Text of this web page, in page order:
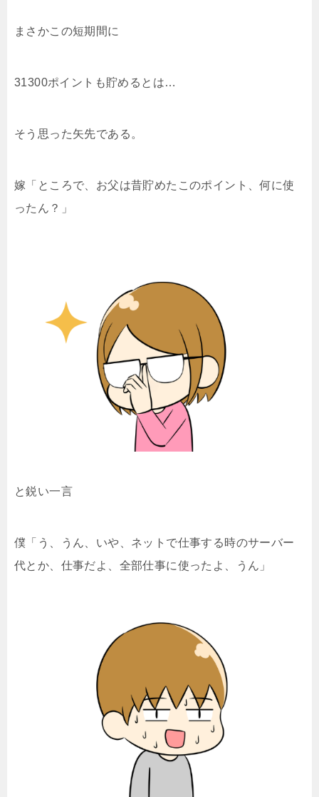
まさかこの短期間に
31300ポイントも貯めるとは…
そう思った矢先である。
嫁「ところで、お父は昔貯めたこのポイント、何に使
ったん？」
と鋭い一言
僕「う、うん、いや、ネットで仕事する時のサーバー
代とか、仕事だよ、全部仕事に使ったよ、うん」